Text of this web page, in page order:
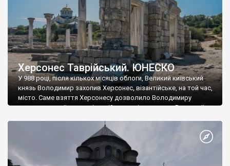
Херсонес Таврійський. ЮНЕСКО
У 988 році, після кількох місяців облоги, Великий київський
князь Володимир захопив Херсонес, візантійське, на той час,
місто. Саме взяття Херсонесу дозволило Володимиру
диктувати свої умови візантійському імператору Василю ІІ, та
Херсонесі Володимир-язичник, став Василем-християнином.
А потім було Хрещення Русі. На честь Херсонесу Таврійського